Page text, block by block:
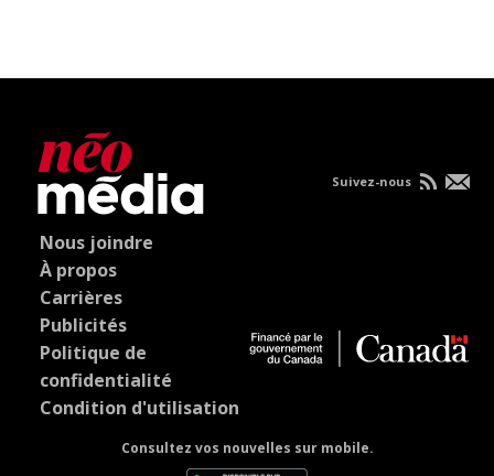
Nous joindre
À propos
Carrières
Publicités
Politique de
confidentialité
Condition d'utilisation
Consultez vos nouvelles sur mobile.
Suivez-nous